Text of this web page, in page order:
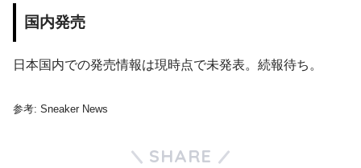
国内発売
日本国内での発売情報は現時点で未発表。続報待ち。
参考: Sneaker News
SHARE